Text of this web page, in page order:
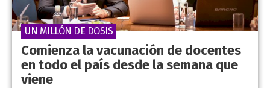
Comienza la vacunación de docentes
en todo el país desde la semana que
viene
UN MILLÓN DE DOSIS